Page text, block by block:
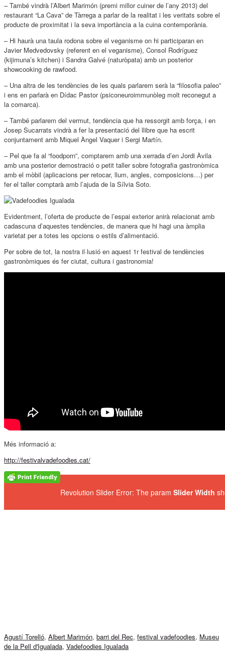
– També vindrà l’Albert Marimón (premi millor cuiner de l’any 2013) del
restaurant “La Cava” de Tàrrega a parlar de la realitat i les veritats sobre el
producte de proximitat i la seva importància a la cuina contemporània.
– Hi haurà una taula rodona sobre el veganisme on hi participaran en
Javier Medvedovsky (referent en el veganisme), Consol Rodríguez
(kijimuna’s kitchen) i Sandra Galvé (naturòpata) amb un posterior
showcooking de rawfood.
– Una altra de les tendències de les quals parlarem serà la “filosofia paleo”
i ens en parlarà en Dídac Pastor (psiconeuroimmunòleg molt reconegut a
la comarca).
– També parlarem del vermut, tendència que ha ressorgit amb força, i en
Josep Sucarrats vindrà a fer la presentació del llibre que ha escrit
conjuntament amb Miquel Àngel Vaquer i Sergi Martín.
– Pel que fa al “foodporn”, comptarem amb una xerrada d’en Jordi Àvila
amb una posterior demostració o petit taller sobre fotografia gastronòmica
amb el mòbil (aplicacions per retocar, llum, angles, composicions…) per
fer el taller comptarà amb l’ajuda de la Sílvia Soto.
Evidentment, l’oferta de producte de l’espai exterior anirà relacionat amb
cadascuna d’aquestes tendències, de manera que hi hagi una àmplia
varietat per a totes les opcions o estils d’alimentació.
Per sobre de tot, la nostra il·lusió en aquest 1r festival de tendències
gastronòmiques és fer ciutat, cultura i gastronomia!
Més informació a:
http://festivalvadefoodies.cat/
Revolution Slider Error: The param Slider Width
Agustí Torelló, Albert Marimón, barri del Rec, festival vadefoodies, Museu
de la Pell d'Igualada, Vadefoodies Igualada